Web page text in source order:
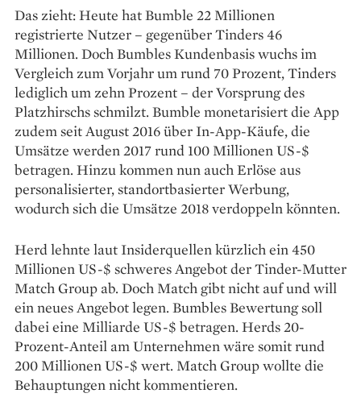
Das zieht: Heute hat Bumble 22 Millionen
registrierte Nutzer – gegenüber Tinders 46
Millionen. Doch Bumbles Kundenbasis wuchs im
Vergleich zum Vorjahr um rund 70 Prozent, Tinders
lediglich um zehn Prozent – der Vorsprung des
Platzhirschs schmilzt. Bumble monetarisiert die App
zudem seit August 2016 über In-App-Käufe, die
Umsätze werden 2017 rund 100 Millionen US-$
betragen. Hinzu kommen nun auch Erlöse aus
personalisierter, standortbasierter Werbung,
wodurch sich die Umsätze 2018 ver­doppeln könnten.
Herd lehnte laut Insiderquellen kürzlich ein 450
Millionen US-$ schweres Angebot der Tinder-Mutter
Match Group ab. Doch Match gibt nicht auf und will
ein neues Angebot legen. Bumbles Bewertung soll
dabei eine Milliarde US-$ ­betragen. Herds 20-
Prozent-Anteil am Unter­nehmen wäre somit rund
200 Millionen US-$ wert. Match Group wollte die
Behauptungen nicht kommentieren.